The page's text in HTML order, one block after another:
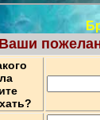
Ваши